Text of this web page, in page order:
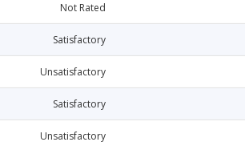
Not Rated
Satisfactory
Unsatisfactory
Satisfactory
Unsatisfactory